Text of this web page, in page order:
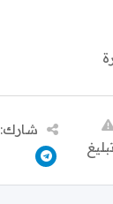
شارك: